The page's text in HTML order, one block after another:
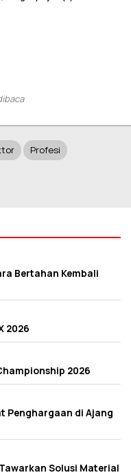
Profesi
Bertahan Kembali
2026
2026
Penghargaan di Ajang
Solusi Material